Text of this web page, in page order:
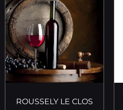
ROUSSELY LE CLOS